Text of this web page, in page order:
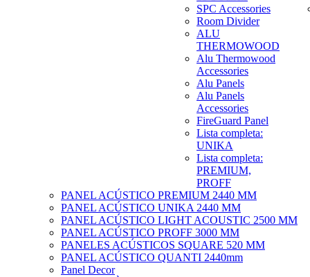
SPC Accessories
Room Divider
ALU
THERMOWOOD
Alu Thermowood
Accessories
Alu Panels
Alu Panels
Accessories
FireGuard Panel
Lista completa:
UNIKA
Lista completa:
PREMIUM,
PROFF
PANEL ACÚSTICO PREMIUM 2440 MM
PANEL ACÚSTICO UNIKA 2440 MM
PANEL ACÚSTICO LIGHT ACOUSTIC 2500 MM
PANEL ACÚSTICO PROFF 3000 MM
PANELES ACÚSTICOS SQUARE 520 MM
PANEL ACÚSTICO QUANTI 2440mm
Panel Decor